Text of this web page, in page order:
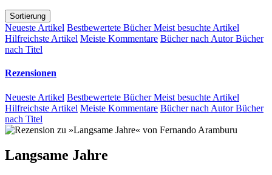
Sortierung
Neueste Artikel Bestbewertete BücherMeist besuchte Artikel
Hilfreichste Artikel Meiste Kommentare Bücher nach AutorBücher
nach Titel
Rezensionen
Neueste Artikel Bestbewertete BücherMeist besuchte Artikel
Hilfreichste Artikel Meiste Kommentare Bücher nach AutorBücher
nach Titel
Langsame Jahre